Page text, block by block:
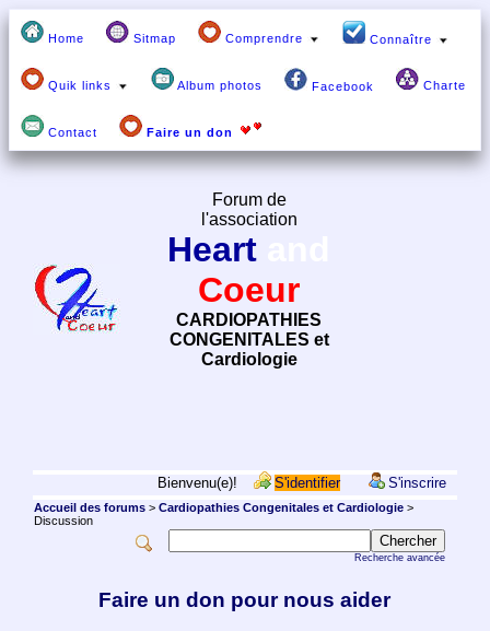
Home Sitmap Comprendre Connaître
Quik links Album photos Facebook Charte
Contact Faire un don
Forum de
l'association
Heart
Coeur
CARDIOPATHIES
CONGENITALES et
Cardiologie
Bienvenu(e)! S'identifier S'inscrire
Accueil des forums> Cardiopathies Congenitales et Cardiologie>
Discussion
Recherche avancée
Faire un don pour nous aider